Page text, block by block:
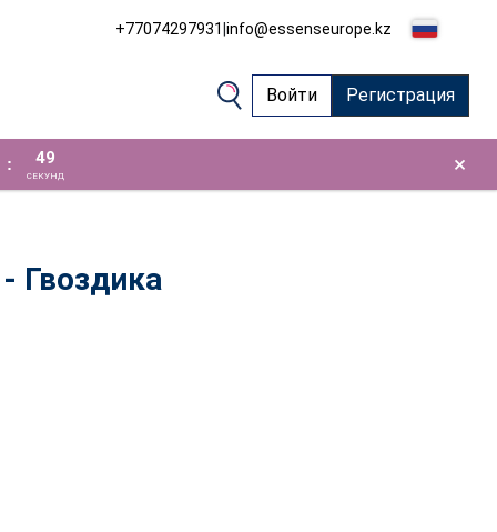
+77074297931|info@essenseurope.kz
Войти Регистрация
: 48
СЕКУНД ×
Гвоздика